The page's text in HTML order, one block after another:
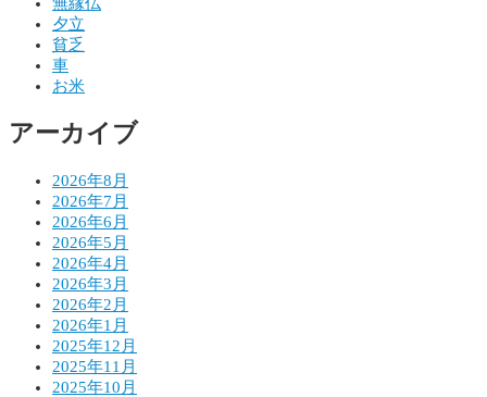
ン
夕立
貧乏
車
お米
アーカイブ
2026年8月
2026年7月
2026年6月
2026年5月
2026年4月
2026年3月
2026年2月
2026年1月
2025年12月
2025年11月
2025年10月